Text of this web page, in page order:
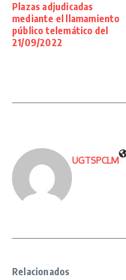
Plazas adjudicadas
mediante el llamamiento
público telemático del
21/09/2022
UGTSPCLM
Relacionados